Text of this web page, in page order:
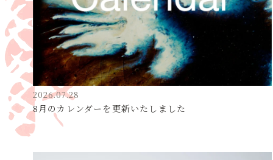
2026.07.28
8月のカレンダーを更新いたしました